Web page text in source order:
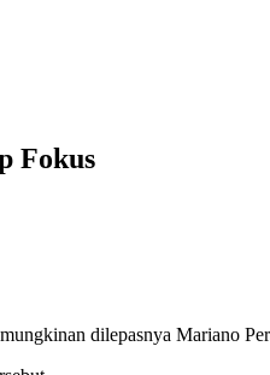
Fokus
dilepasnya Mariano